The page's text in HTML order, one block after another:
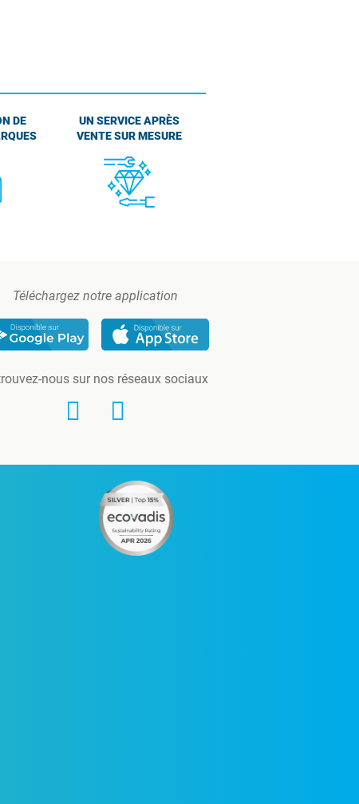
DE
UN SERVICE APRÈS
VENTE SUR MESURE
Téléchargez notre application
nous sur nos réseaux sociaux